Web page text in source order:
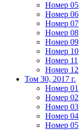
Номер 05
Номер 06
Номер 07
Номер 08
Номер 09
Номер 10
Номер 11
Номер 12
Том 30, 2017 г.
Номер 01
Номер 02
Номер 03
Номер 04
Номер 05